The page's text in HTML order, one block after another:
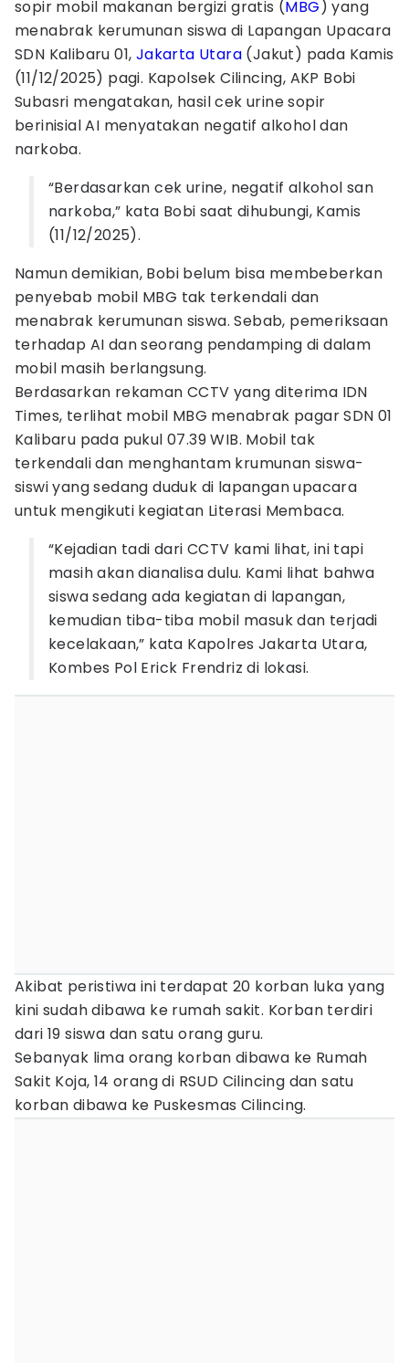
sopir mobil makanan bergizi gratis (MBG) yang
menabrak kerumunan siswa di Lapangan Upacara
SDN Kalibaru 01, Jakarta Utara (Jakut) pada Kamis
(11/12/2025) pagi. Kapolsek Cilincing, AKP Bobi
Subasri mengatakan, hasil cek urine sopir
berinisial AI menyatakan negatif alkohol dan
narkoba.
“Berdasarkan cek urine, negatif alkohol san
narkoba,” kata Bobi saat dihubungi, Kamis
(11/12/2025).
Namun demikian, Bobi belum bisa membeberkan
penyebab mobil MBG tak terkendali dan
menabrak kerumunan siswa. Sebab, pemeriksaan
terhadap AI dan seorang pendamping di dalam
mobil masih berlangsung.
Berdasarkan rekaman CCTV yang diterima IDN
Times, terlihat mobil MBG menabrak pagar SDN 01
Kalibaru pada pukul 07.39 WIB. Mobil tak
terkendali dan menghantam krumunan siswa-
siswi yang sedang duduk di lapangan upacara
untuk mengikuti kegiatan Literasi Membaca.
​“Kejadian tadi dari CCTV kami lihat, ini tapi
masih akan dianalisa dulu. Kami lihat bahwa
siswa sedang ada kegiatan di lapangan,
kemudian tiba-tiba mobil masuk dan terjadi
kecelakaan,” kata Kapolres Jakarta Utara,
Kombes Pol Erick Frendriz di lokasi.
Akibat peristiwa ini terdapat 20 korban luka yang
kini sudah dibawa ke rumah sakit. Korban terdiri
dari 19 siswa dan satu orang guru.
Sebanyak lima orang korban dibawa ke Rumah
Sakit Koja, 14 orang di RSUD Cilincing dan satu
korban dibawa ke Puskesmas Cilincing.